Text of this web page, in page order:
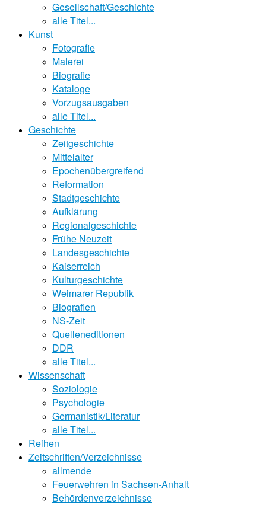
Gesellschaft/Geschichte
alle Titel...
Kunst
Fotografie
Malerei
Biografie
Kataloge
Vorzugsausgaben
alle Titel...
Geschichte
Zeitgeschichte
Mittelalter
Epochenübergreifend
Reformation
Stadtgeschichte
Aufklärung
Regionalgeschichte
Frühe Neuzeit
Landesgeschichte
Kaiserreich
Kulturgeschichte
Weimarer Republik
Biografien
NS-Zeit
Quelleneditionen
DDR
alle Titel...
Wissenschaft
Soziologie
Psychologie
Germanistik/Literatur
alle Titel...
Reihen
Zeitschriften/Verzeichnisse
allmende
Feuerwehren in Sachsen-Anhalt
Behördenverzeichnisse